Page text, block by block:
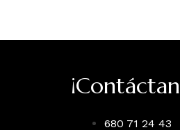
680 71 24 43